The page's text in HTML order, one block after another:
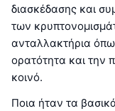
διασκέδασης και
των
ανταλλακτήρια
ορατότητα και την
κοινό.
Ποια ήταν τα